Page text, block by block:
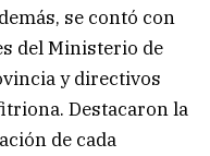
se contó con
del Ministerio de
y directivos
Destacaron la
de cada